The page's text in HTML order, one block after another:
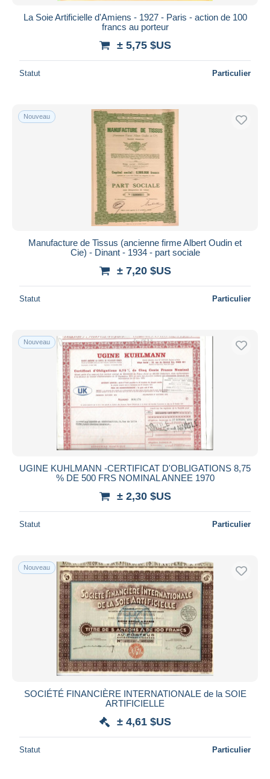
La Soie Artificielle d'Amiens - 1927 - Paris - action de 100
francs au porteur
± 5,75 $US
Statut Particulier
Nouveau
Manufacture de Tissus (ancienne firme Albert Oudin et
Cie) - Dinant - 1934 - part sociale
± 7,20 $US
Statut Particulier
Nouveau
UGINE KUHLMANN -CERTIFICAT D'OBLIGATIONS 8,75
% DE 500 FRS NOMINAL ANNEE 1970
± 2,30 $US
Statut Particulier
Nouveau
SOCIÉTÉ FINANCIÈRE INTERNATIONALE de la SOIE
ARTIFICIELLE
± 4,61 $US
Statut Particulier